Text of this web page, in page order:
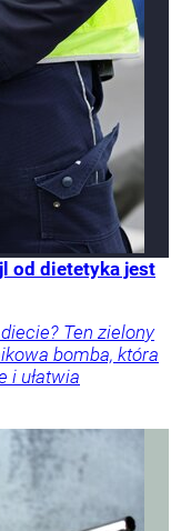
od dietetyka jest
Ten zielony
bomba, która
i ułatwia